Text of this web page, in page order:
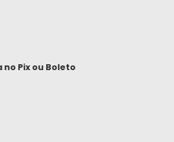
no Pix ou Boleto